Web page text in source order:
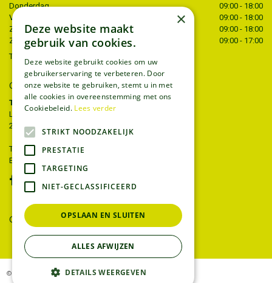
Donderdag
09:00 - 18:00
Vrijdag
09:00 - 18:00
Zaterdag
09:00 - 18:00
Zondag
09:00 - 17:00
Toon alle openingstijden
CONTACT
Tuincentrum Thiels
Liersesteenweg 68
2221 Heist-op-den-berg
T.
015 22 27 52
E.
GEEF UW MENING
© Tuincentrum Thiels
×
Deze website maakt
gebruik van cookies.
Deze website gebruikt cookies om uw
gebruikerservaring te verbeteren. Door
onze website te gebruiken, stemt u in met
alle cookies in overeenstemming met ons
Cookiebeleid. Lees verder
STRIKT NOODZAKELIJK
PRESTATIE
TARGETING
NIET-GECLASSIFICEERD
OPSLAAN EN SLUITEN
ALLES AFWIJZEN
DETAILS WEERGEVEN